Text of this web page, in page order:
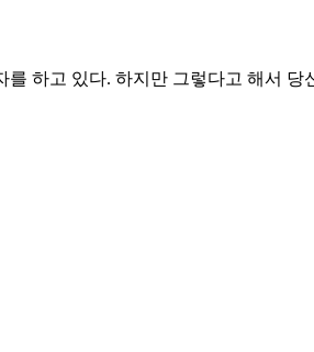
하고 있다. 하지만 그렇다고 해서 당